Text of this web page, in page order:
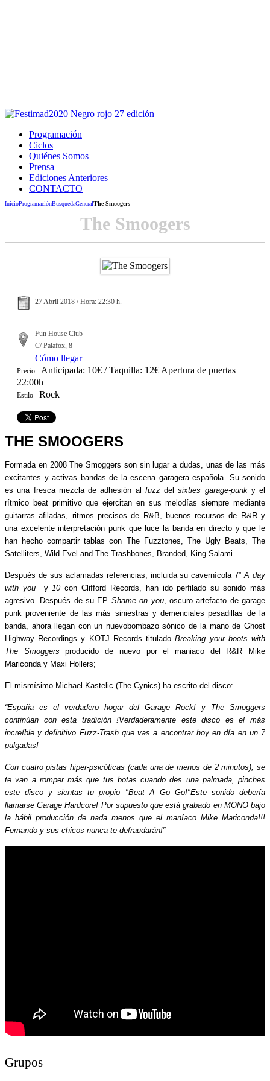
Programación
Ciclos
Quiénes Somos
Prensa
Ediciones Anteriores
CONTACTO
InicioProgramaciónBusquedaGeneralThe Smoogers
The Smoogers
27 Abril 2018 / Hora: 22:30 h.
Fun House Club
C/ Palafox, 8
Cómo llegar
Precio
Anticipada: 10€ / Taquilla: 12€ Apertura de puertas
22:00h
Estilo Rock
THE SMOOGERS
Formada en 2008 The Smoggers son sin lugar a dudas, unas de las más
excitantes y activas bandas de la escena garagera española. Su sonido
es una fresca mezcla de adhesión al fuzz delsixties garage-punky el
rítmico beat primitivo que ejercitan en sus melodías siempre mediante
guitarras afiladas, ritmos precisos de R&B, buenos recursos de R&R y
una excelente interpretación punk que luce la banda en directo y que le
han hecho compartir tablas con The Fuzztones, The Ugly Beats, The
Satelliters, Wild Evel and The Trashbones, Branded, King Salami...
Después de sus aclamadas referencias, incluida su cavernícola 7”A day
with you
y 10con Clifford Records, han ido perfilado su sonido más
agresivo. Después de su EP Shame on you, oscuro artefacto de garage
punk proveniente de las más siniestras y demenciales pesadillas de la
banda, ahora llegan con un nuevobombazo sónico de la mano de Ghost
Highway Recordings y KOTJ Records tituladoBreaking your boots with
The Smoggers producido de nuevo por el maniaco del R&R Mike
Mariconda y Maxi Hollers;
El mismísimo Michael Kastelic (The Cynics) ha escrito del disco:
“España es el verdadero hogar del Garage Rock! y The Smoggers
continúan con esta tradición !Verdaderamente este disco es el más
increíble y definitivo Fuzz-Trash que vas a encontrar hoy en día en un 7
pulgadas!
Con cuatro pistas hiper-psicóticas (cada una de menos de 2 minutos), se
te van a romper más que tus botas cuando des una palmada, pinches
este disco y sientas tu propio "Beat A Go Go!"Este sonido debería
llamarse Garage Hardcore! Por supuesto que está grabado en MONO bajo
la hábil producción de nada menos que el maníaco Mike Mariconda!!!
Fernando y sus chicos nunca te defraudarán!”
Grupos